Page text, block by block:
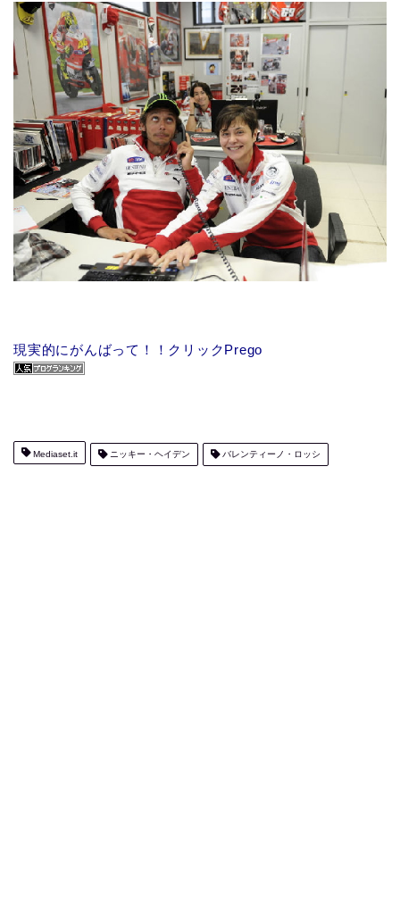
現実的にがんばって！！クリックPrego
Mediaset.it ニッキー・ヘイデン バレンティーノ・ロッシ